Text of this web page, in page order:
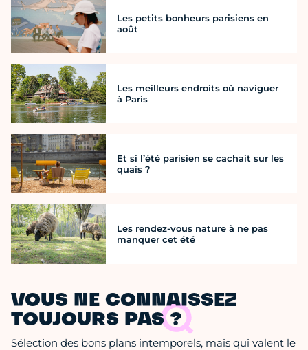
Les petits bonheurs parisiens en
août
Les meilleurs endroits où naviguer
à Paris
Et si l’été parisien se cachait sur les
quais ?
Les rendez-vous nature à ne pas
manquer cet été
VOUS NE CONNAISSEZ
TOUJOURS PAS ?
Sélection des bons plans intemporels, mais qui valent le